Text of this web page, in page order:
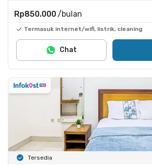
Rp850.000 /bulan
Termasuk internet/wifi, listrik, cleaning
Chat
Tersedia